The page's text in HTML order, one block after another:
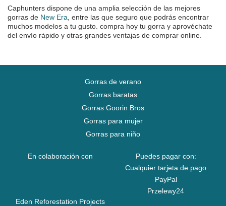
Caphunters dispone de una amplia selección de las mejores
gorras de New Era , entre las que seguro que podrás encontrar
muchos modelos a tu gusto. compra hoy tu gorra y aprovéchate
del envío rápido y otras grandes ventajas de comprar online.
Gorras de verano
Gorras baratas
Gorras Goorin Bros
Gorras para mujer
Gorras para niño
En colaboración con
Eden Reforestation Projects
Puedes pagar con:
Cualquier tarjeta de pago
PayPal
Przelewy24